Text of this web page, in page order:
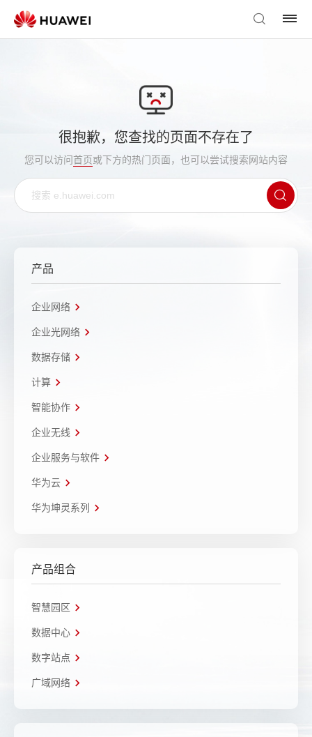
很抱歉，您查找的页面不存在了
您可以访问首页或下方的热门页面，也可以尝试搜索网站内容
产品
企业网络
企业光网络
数据存储
计算
智能协作
企业无线
企业服务与软件
华为云
华为坤灵系列
产品组合
智慧园区
数据中心
数字站点
广域网络